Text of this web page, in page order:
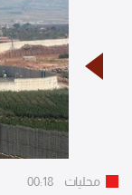
محليات 00:18